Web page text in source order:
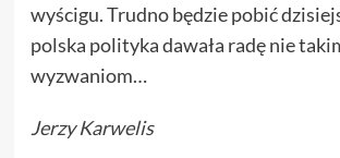
wyścigu. Trudno będzie pobić
polska polityka dawała radę nie
wyzwaniom…
Jerzy Karwelis